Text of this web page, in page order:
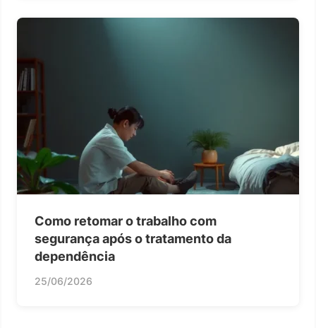
Como retomar o trabalho com
segurança após o tratamento da
dependência
25/06/2026